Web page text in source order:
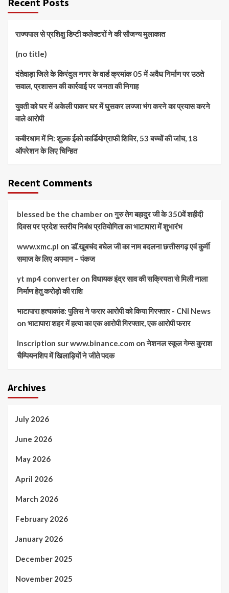
राज्यपाल से प्रशिक्षु डिप्टी कलेक्टरों ने की सौजन्य मुलाकात
(no title)
दंतेवाड़ा जिले के किरंदुल नगर के वार्ड क्रमांक 05 में अवैध निर्माण पर उठते
सवाल, प्रशासन की कार्रवाई पर जनता की निगाह
युवती को घर में अकेली पाकर घर में घुसकर लज्जा भंग करने का प्रयास करने
वाले आरोपी
कबीरधाम में नि: शुल्क ईको कार्डियोग्राफी शिविर, 53 बच्चों की जांच, 18
ऑपरेशन के लिए चिन्हित
Recent Comments
blessed be the chamber onगुरु तेग बहादुर जी के 350वें शहीदी
दिवस पर प्रदेश स्तरीय निबंध प्रतियोगिता का भाटापारा में शुभारंभ
www.xmc.pl onडॉ.खूबचंद बघेल जी का नाम बदलना छत्तीसगढ़ एवं कुर्मी
समाज के लिए अपमान – पंकज
yt mp4 converter onविधायक इंद्र साव की सक्रियता से मिली नाला
निर्माण हेतु करोड़ो की राशि
भाटापारा हत्याकांड: पुलिस ने फरार आरोपी को किया गिरफ्तार - CNI News
on भाटापारा शहर में हत्या का एक आरोपी गिरफ्तार, एक आरोपी फरार
Inscription sur www.binance.com onनेशनल स्कूल गेम्स कुराश
चैम्पियनशिप में खिलाड़ियों ने जीते पदक
Archives
July 2026
June 2026
May 2026
April 2026
March 2026
February 2026
January 2026
December 2025
November 2025